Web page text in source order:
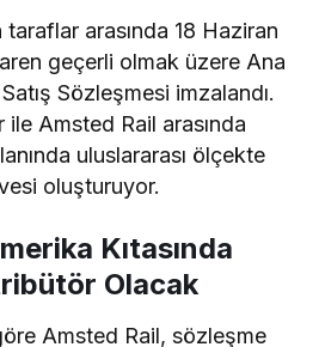
taraflar arasında 18 Haziran
geçerli olmak üzere Ana
Sözleşmesi imzalandı.
Amsted Rail arasında
uluslararası ölçekte
oluşturuyor.
Kıtasında
Olacak
Amsted Rail, sözleşme